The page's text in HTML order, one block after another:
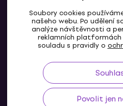
Soubory cookies
našeho webu. Po udělení
analýze návštěvnosti a
reklamních
souladu s pravidly o
Povolit jen